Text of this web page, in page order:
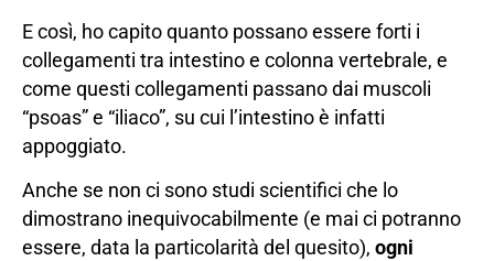
E così, ho capito quanto possano essere forti i
collegamenti tra intestino e colonna vertebrale, e
come questi collegamenti passano dai muscoli
“psoas” e “iliaco”, su cui l’intestino è infatti
appoggiato.
Anche se non ci sono studi scientifici che lo
dimostrano inequivocabilmente (e mai ci potranno
essere, data la particolarità del quesito), ogni